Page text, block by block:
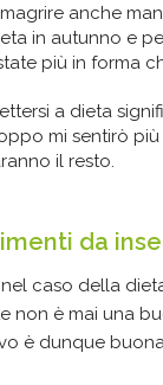
anche
in autunno e
più in forma
a dieta
mi sentirò
il resto.
da
caso della
non è mai una
è dunque